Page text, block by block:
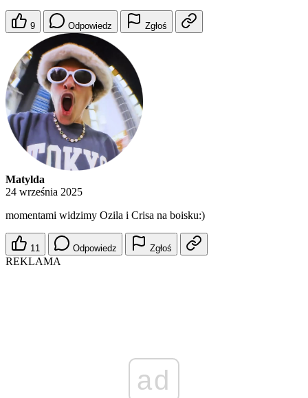
9 Odpowiedz Zgłoś
Matylda
24 września 2025
momentami widzimy Ozila i Crisa na boisku:)
11 Odpowiedz Zgłoś
REKLAMA
ad